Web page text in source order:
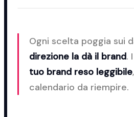
Ogni scelta poggia sui
direzione la dà il brand.
tuo brand reso leggibile
calendario da riempire.